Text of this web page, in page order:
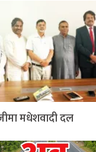
मधेशवादी दल